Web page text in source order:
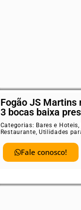
Fogão JS Martins
3 bocas baixa
Categorias: Bares e Hoteis,
Restaurante, Utilidades
Fale conosco!